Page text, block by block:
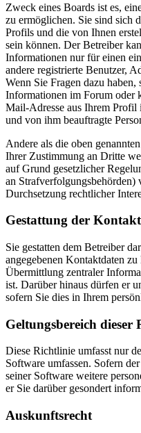
Zweck eines Boards ist es,
zu ermöglichen. Sie sind sich
Profils und die von Ihnen
sein können. Der Betreiber
Informationen nur für einen
andere registrierte Benutzer,
Wenn Sie Fragen dazu haben,
Informationen im Forum oder
Mail-Adresse aus Ihrem Profil
und von ihm beauftragte
Andere als die oben
Ihrer Zustimmung an Dritte
auf Grund gesetzlicher
an
Durchsetzung rechtlicher
Gestattung der
Sie gestatten dem Betreiber
angegebenen Kontaktdaten
Übermittlung zentraler
ist. Darüber hinaus dürfen er
sofern Sie dies in Ihrem
Geltungsbereich dieser
Diese Richtlinie umfasst nur
Software umfassen. Sofern
seiner Software weitere
er Sie darüber gesondert
Auskunftsrecht